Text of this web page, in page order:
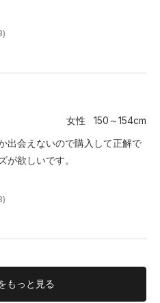
女性 150～154cm
出会えないので購入して正解で
が欲しいです。
もっと見る